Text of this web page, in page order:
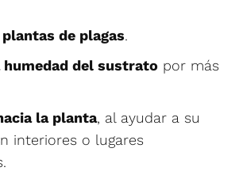
de plagas.
humedad del sustrato por más
la planta, al ayudar a su
interiores o lugares